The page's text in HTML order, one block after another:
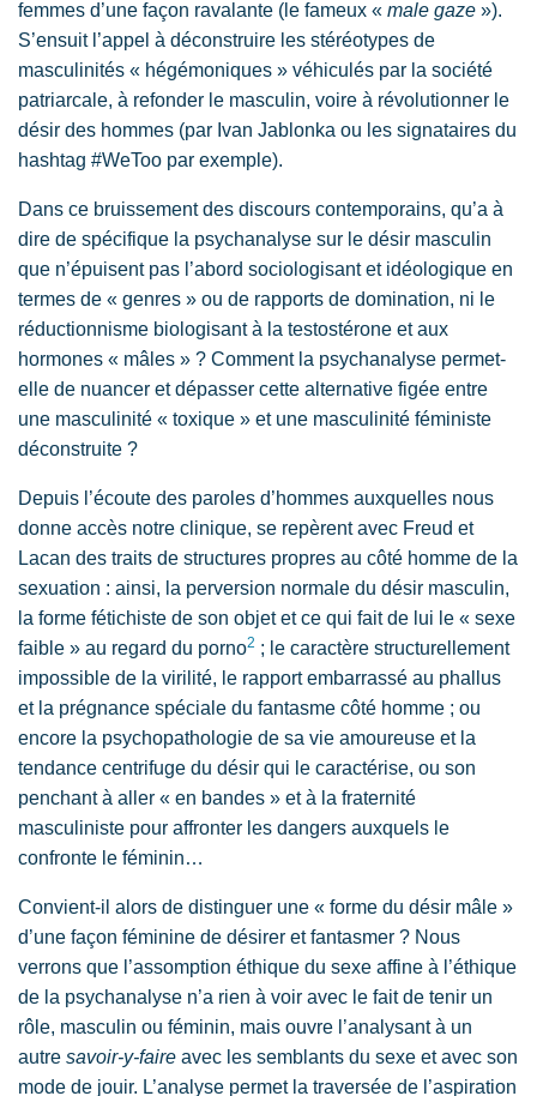
femmes d’une façon ravalante (le fameux « male gaze »).
S’ensuit l’appel à déconstruire les stéréotypes de
masculinités « hégémoniques » véhiculés par la société
patriarcale, à refonder le masculin, voire à révolutionner le
désir des hommes (par Ivan Jablonka ou les signataires du
hashtag #WeToo par exemple).
Dans ce bruissement des discours contemporains, qu’a à
dire de spécifique la psychanalyse sur le désir masculin
que n’épuisent pas l’abord sociologisant et idéologique en
termes de « genres » ou de rapports de domination, ni le
réductionnisme biologisant à la testostérone et aux
hormones « mâles » ? Comment la psychanalyse permet-
elle de nuancer et dépasser cette alternative figée entre
une masculinité « toxique » et une masculinité féministe
déconstruite ?
Depuis l’écoute des paroles d’hommes auxquelles nous
donne accès notre clinique, se repèrent avec Freud et
Lacan des traits de structures propres au côté homme de la
sexuation : ainsi, la perversion normale du désir masculin,
la forme fétichiste de son objet et ce qui fait de lui le « sexe
faible » au regard du porno2 ; le caractère structurellement
impossible de la virilité, le rapport embarrassé au phallus
et la prégnance spéciale du fantasme côté homme ; ou
encore la psychopathologie de sa vie amoureuse et la
tendance centrifuge du désir qui le caractérise, ou son
penchant à aller « en bandes » et à la fraternité
masculiniste pour affronter les dangers auxquels le
confronte le féminin…
Convient-il alors de distinguer une « forme du désir mâle »
d’une façon féminine de désirer et fantasmer ? Nous
verrons que l’assomption éthique du sexe affine à l’éthique
de la psychanalyse n’a rien à voir avec le fait de tenir un
rôle, masculin ou féminin, mais ouvre l’analysant à un
autre savoir-y-faire avec les semblants du sexe et avec son
mode de jouir. L’analyse permet la traversée de l’aspiration